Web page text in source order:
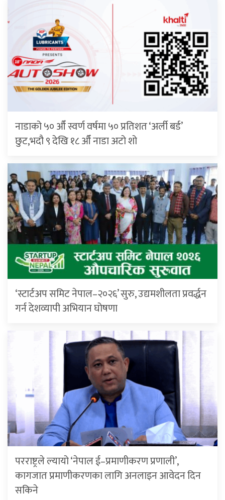
नाडाको ५० औँ स्वर्ण वर्षमा ५० प्रतिशत ‘अर्ली बर्ड’
छुट,भदौ ९ देखि १८ औँ नाडा अटो शो
‘स्टार्टअप समिट नेपाल–२०२६’ सुरु, उद्यमशीलता प्रवर्द्धन
गर्न देशव्यापी अभियान घोषणा
परराष्ट्रले ल्यायो ‘नेपाल ई–प्रमाणीकरण प्रणाली’,
कागजात प्रमाणीकरणका लागि अनलाइन आवेदन दिन
सकिने